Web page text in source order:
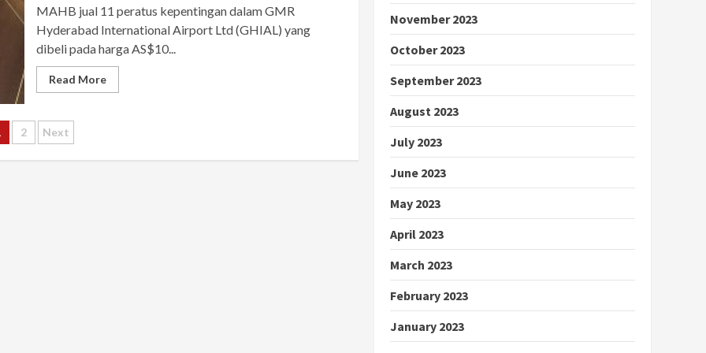
MAHB jual 11 peratus kepentingan dalam GMR
Hyderabad International Airport Ltd (GHIAL) yang
dibeli pada harga AS$10...
Read More
2 Next
November 2023
October 2023
September 2023
August 2023
July 2023
June 2023
May 2023
April 2023
March 2023
February 2023
January 2023